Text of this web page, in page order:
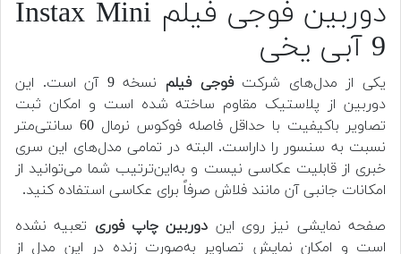
دوربین فوجی فیلم Instax Mini
9 آبی یخی
یکی از مدل‌های شرکتفوجی فیلم
نسخه 9 آن است. این
دوربین از پلاستیک مقاوم ساخته شده است و امکان ثبت
تصاویر باکیفیت با حداقل فاصله فوکوس نرمال 60 سانتی‌متر
نسبت به سنسور را داراست. البته در تمامی مدل‌های این سری
خبری از قابلیت عکاسی نیست و به‌این‌ترتیب شما می‌توانید از
امکانات جانبی آن مانند فلاش صرفاً برای عکاسی استفاده کنید.
صفحه نمایشی نیز روی این دوربین چاپ فوری تعبیه نشده
است و امکان نمایش تصاویر به‌صورت زنده در این مدل از